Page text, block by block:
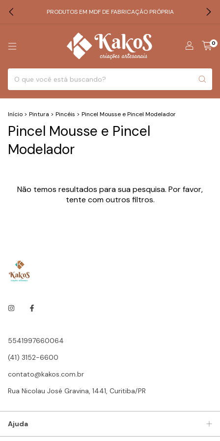
PRODUTOS EM MDF DE FABRICAÇÃO PRÓPRIA
0
Início > Pintura > Pincéis > Pincel Mousse e Pincel Modelador
Pincel Mousse e Pincel
Modelador
Não temos resultados para sua pesquisa. Por favor,
tente com outros filtros.
5541997660064
(41) 3152-6600
contato@kakos.com.br
Rua Nicolau José Gravina, 1441, Curitiba/PR
Ajuda